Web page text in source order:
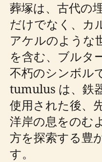
葬塚は、古代の
だけでなく、カ
アケルのような
を含む、ブルタ
不朽のシンボル
tumulus は、鉄
使用された後、
洋岸の息をのむ
方を探索する豊
す。